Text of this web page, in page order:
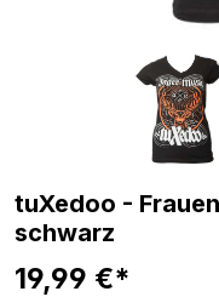
tuXedoo -
schwarz
19,99 €*